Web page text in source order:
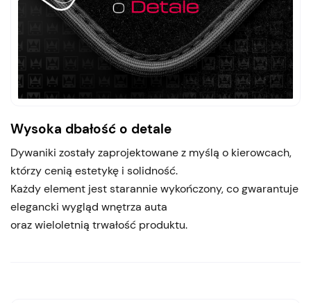
Wysoka dbałość o detale
Dywaniki zostały zaprojektowane z myślą o kierowcach,
którzy cenią estetykę i solidność.
Każdy element jest starannie wykończony, co gwarantuje
elegancki wygląd wnętrza auta
oraz wieloletnią trwałość produktu.